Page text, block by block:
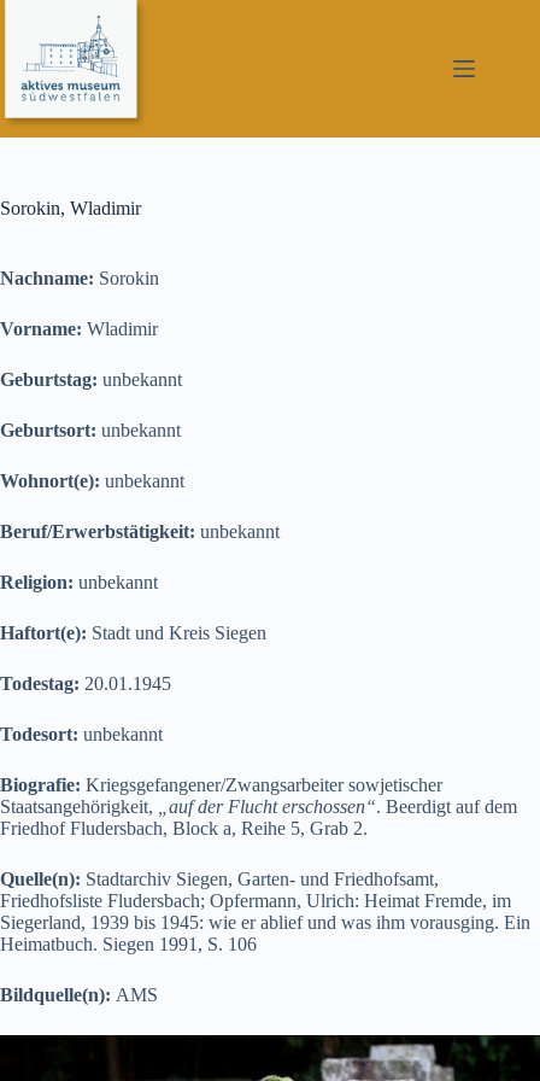
springen
Sorokin, Wladimir
Nachname: Sorokin
Vorname: Wladimir
Geburtstag: unbekannt
Geburtsort: unbekannt
Wohnort(e): unbekannt
Beruf/Erwerbstätigkeit: unbekannt
Religion: unbekannt
Haftort(e): Stadt und Kreis Siegen
Todestag: 20.01.1945
Todesort: unbekannt
Biografie: Kriegsgefangener/Zwangsarbeiter sowjetischer
Staatsangehörigkeit,
„auf der Flucht erschossen“. Beerdigt auf dem
Friedhof Fludersbach, Block a, Reihe 5, Grab 2.
Quelle(n): Stadtarchiv Siegen, Garten- und Friedhofsamt,
Friedhofsliste Fludersbach; Opfermann, Ulrich: Heimat Fremde, im
Siegerland, 1939 bis 1945: wie er ablief und was ihm vorausging. Ein
Heimatbuch. Siegen 1991, S. 106
Bildquelle(n): AMS